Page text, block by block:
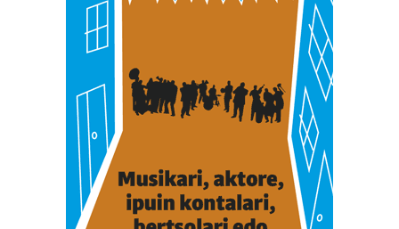
Webgune honek cookie propioak eta hirugarrenen cookie-
fitxategiak erabiltzen ditu. Zure esperientzia eta
zerbitzuak hobetzeko asmoz, cookie teknologiaz
baliatzen gara. Ohar hau onartuz gero, teknologia hori
erabiltzeko baimen esplizitua ematen diguzu.Gehiago